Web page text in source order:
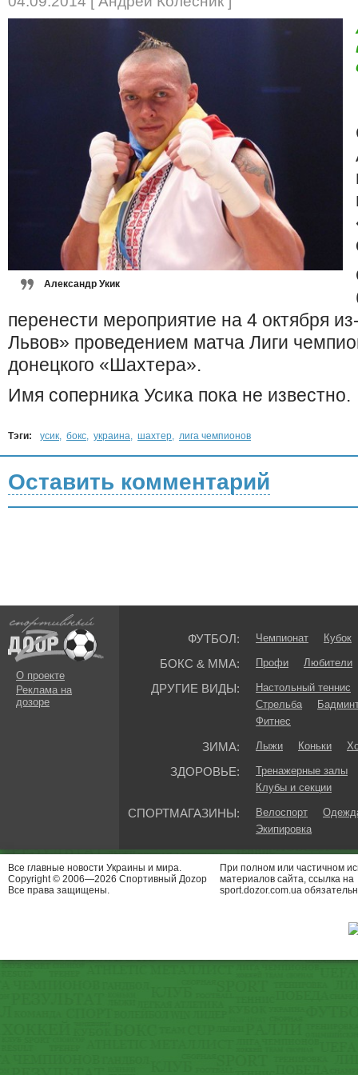
Александр Укик
перенести мероприятие на 4 октября
Львов» проведением матча Лиги
донецкого «Шахтера».
Имя соперника Усика пока не известно.
Тэги: усик, бокс, украина, шахтер, лига чемпионов
Оставить комментарий
О проекте
Реклама на
дозоре
ФУТБОЛ: Чемпионат Кубок
БОКС & ММА: Профи Любители
ДРУГИЕ ВИДЫ:
Настольный теннис
Стрельба
Фитнес
ЗИМА: Лыжи Коньки
ЗДОРОВЬЕ:
Тренажерные залы
Клубы и секции
СПОРТМАГАЗИНЫ: Велоспорт
Экипировка
Все главные новости Украины и мира.
Copyright © 2006—2026 Спортивный Доzор
Все права защищены.
При полном или частичном
материалов сайта, ссылка на
sport.dozor.com.ua